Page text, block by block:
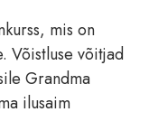
mis on
Võistluse võitjad
Grandma
ilusaim